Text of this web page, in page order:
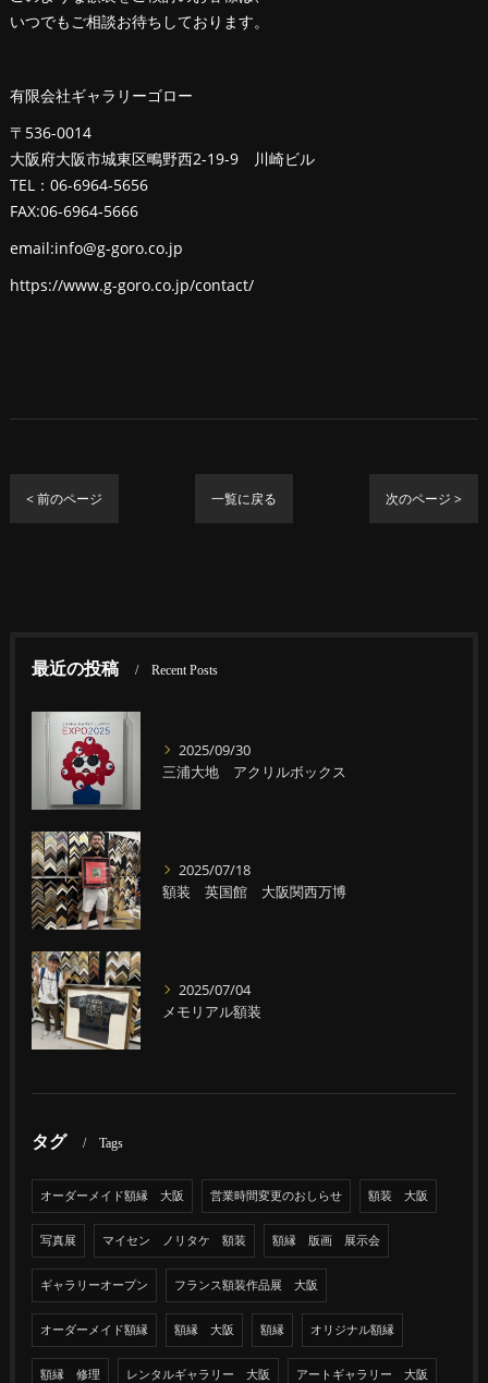
いつでもご相談お待ちしております。
有限会社ギャラリーゴロー
〒536-0014
大阪府大阪市城東区鴫野西2-19-9 川崎ビル
TEL：06-6964-5656
FAX:06-6964-5666
email:info@g-goro.co.jp
https://www.g-goro.co.jp/contact/
< 前のページ 一覧に戻る 次のページ >
最近の投稿 Recent Posts
2025/09/30
三浦大地 アクリルボックス
2025/07/18
額装 英国館 大阪関西万博
2025/07/04
メモリアル額装
タグ Tags
オーダーメイド額縁 大阪 営業時間変更のおしらせ 額装 大阪
写真展 マイセン ノリタケ 額装 額縁 版画 展示会
ギャラリーオープン フランス額装作品展 大阪
オーダーメイド額縁 額縁 大阪 額縁 オリジナル額縁
額縁 修理 レンタルギャラリー 大阪 アートギャラリー 大阪